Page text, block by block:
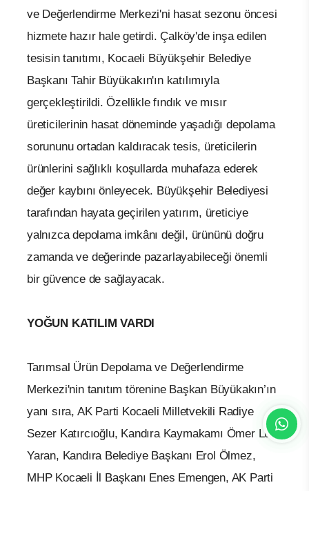
ve Değerlendirme Merkezi'ni hasat sezonu öncesi
hizmete hazır hale getirdi. Çalköy'de inşa edilen
tesisin tanıtımı, Kocaeli Büyükşehir Belediye
Başkanı Tahir Büyükakın'ın katılımıyla
gerçekleştirildi. Özellikle fındık ve mısır
üreticilerinin hasat döneminde yaşadığı depolama
sorununu ortadan kaldıracak tesis, üreticilerin
ürünlerini sağlıklı koşullarda muhafaza ederek
değer kaybını önleyecek. Büyükşehir Belediyesi
tarafından hayata geçirilen yatırım, üreticiye
yalnızca depolama imkânı değil, ürününü doğru
zamanda ve değerinde pazarlayabileceği önemli
bir güvence de sağlayacak.
YOĞUN KATILIM VARDI
Tarımsal Ürün Depolama ve Değerlendirme
Merkezi'nin tanıtım törenine Başkan Büyükakın’ın
yanı sıra, AK Parti Kocaeli Milletvekili Radiye
Sezer Katırcıoğlu, Kandıra Kaymakamı Ömer Lütfi
Yaran, Kandıra Belediye Başkanı Erol Ölmez,
MHP Kocaeli İl Başkanı Enes Emengen, AK Parti